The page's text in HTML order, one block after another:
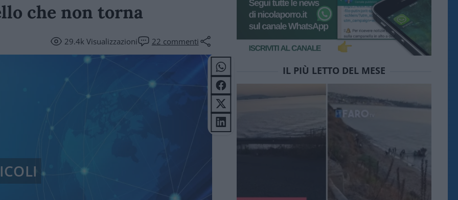
che non torna
29.4kVisualizzazioni 22 commenti
IL PIÙ LETTO DEL MESE